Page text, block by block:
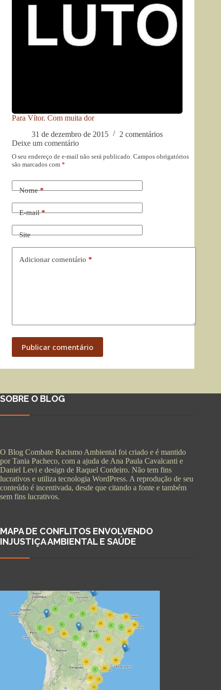
Para Vítor. Com muita dor
31 de dezembro de 2015
2 comentários
Deixe um comentário
O seu endereço de e-mail não será publicado. Campos obrigatórios
são marcados com *
Nome*
E-mail*
Site
Adicionar comentário *
Publicar comentário
SOBRE O BLOG
O Blog Combate Racismo Ambiental foi criado e é mantido
por Tania Pacheco, com a ajuda de Ana Paula Cavalcanti e
Daniel Levi e design de Raquel Cordeiro. Não tem fins
lucrativos e utiliza tecnologia WordPress. A reprodução de seu
conteúdo é incentivada, desde que citando a fonte e também
sem fins lucrativos.
MAPA DE CONFLITOS ENVOLVENDO
INJUSTIÇA AMBIENTAL E SAÚDE